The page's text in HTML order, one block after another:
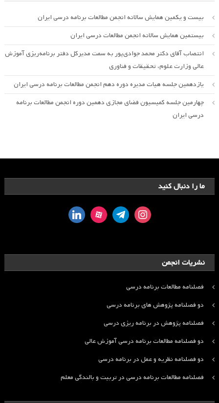
بیست و یکمین همایش سالانه انجمن مطالعات برنامه درسی ایران
بیستمین همایش سالانه انجمن مطالعات درسی ایران
انتصاب آقای دکتر محمد جوادی‌پور به سمت مدیرکل دفتر برنامه‌ریزی آموزش
عالی وزارت علوم، تحقیقات و فناوری
یازدهمین جلسه هیات مدیره دوره دهم انجمن مطالعات برنامه درسی ایران
چهارمین جلسه کمیسیون فضای مجازی دهمین دوره انجمن مطالعات برنامه
درسی ایران
ما را دنبال کنید
instagram
telegram
aparat
linkedin
نشریات انجمن
فصلنامه مطالعات برنامه درسی
دو فصلنامه پژوهش های برنامه درسی
فصلنامه پژوهش در برنامه ریزی درسی
دو فصلنامه مطالعات برنامه درسی آموزش عالی
دو فصلنامه نظریه و عمل در برنامه درسی
فصلنامه مطالعات برنامه درسی در تربیت و بالندگی معلم